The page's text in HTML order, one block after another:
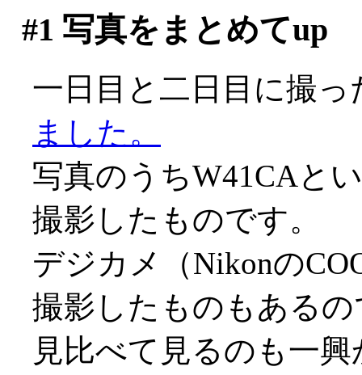
#1 写真をまとめてup
一日目と二日目に撮
ました。
写真のうちW41CAと
撮影したものです。
デジカメ（Nikonの
撮影したものもあるの
見比べて見るのも一